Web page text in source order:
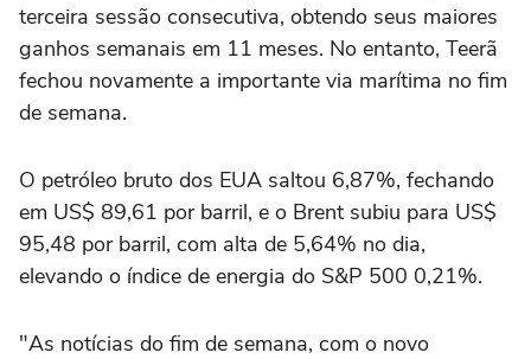
terceira sessão consecutiva, obtendo seus maiores
ganhos semanais em 11 meses. No entanto, Teerã
fechou novamente a importante via marítima no fim
de semana.
O petróleo bruto dos EUA saltou 6,87%, fechando
em US$ 89,61 por barril, e o Brent subiu para US$
95,48 por barril, com alta de 5,64% no dia,
elevando o índice de energia do ‌S&P 500 0,21%.
"As notícias do fim de semana, com o novo